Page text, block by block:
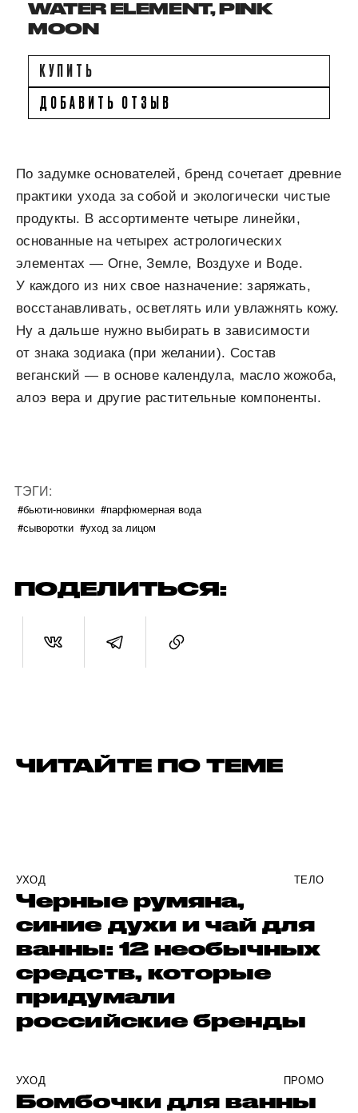
WATER ELEMENT, PINK
MOON
КУПИТЬ
ДОБАВИТЬ ОТЗЫВ
По задумке основателей, бренд сочетает древние
практики ухода за собой и экологически чистые
продукты. В ассортименте четыре линейки,
основанные на четырех астрологических
элементах — Огне, Земле, Воздухе и Воде.
У каждого из них свое назначение: заряжать,
восстанавливать, осветлять или увлажнять кожу.
Ну а дальше нужно выбирать в зависимости
от знака зодиака (при желании). Состав
веганский — в основе календула, масло жожоба,
алоэ вера и другие растительные компоненты.
ТЭГИ:
#бьюти-новинки #парфюмерная вода
#сыворотки #уход за лицом
ПОДЕЛИТЬСЯ:
ЧИТАЙТЕ ПО ТЕМЕ
УХОД ТЕЛО
Черные румяна,
синие духи и чай для
ванны: 12 необычных
средств, которые
придумали
российские бренды
УХОД ПРОМО
Бомбочки для ванны